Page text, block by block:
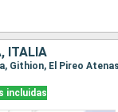
ITALIA
incluidas